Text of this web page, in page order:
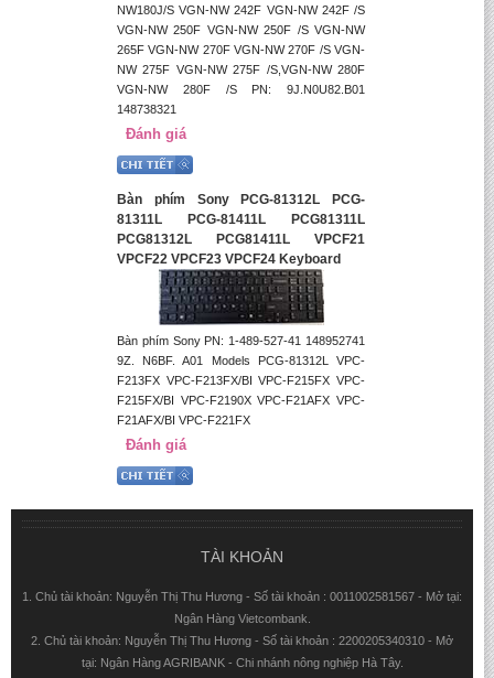
NW180J/S VGN-NW 242F VGN-NW 242F /S
VGN-NW 250F VGN-NW 250F /S VGN-NW
265F VGN-NW 270F VGN-NW 270F /S VGN-
NW 275F VGN-NW 275F /S,VGN-NW 280F
VGN-NW 280F /S PN: 9J.N0U82.B01
148738321
Đánh giá
Bàn phím Sony PCG-81312L PCG-
81311L PCG-81411L PCG81311L
PCG81312L PCG81411L VPCF21
VPCF22 VPCF23 VPCF24 Keyboard
Bàn phím Sony PN: 1-489-527-41 148952741
9Z. N6BF. A01 Models PCG-81312L VPC-
F213FX VPC-F213FX/BI VPC-F215FX VPC-
F215FX/BI VPC-F2190X VPC-F21AFX VPC-
F21AFX/BI VPC-F221FX
Đánh giá
TÀI KHOẢN
1. Chủ tài khoản: Nguyễn Thị Thu Hương - Số tài khoản : 0011002581567 - Mở tại:
Ngân Hàng Vietcombank.
2. Chủ tài khoản: Nguyễn Thị Thu Hương - Số tài khoản : 2200205340310 - Mở
tại: Ngân Hàng AGRIBANK - Chi nhánh nông nghiệp Hà Tây.